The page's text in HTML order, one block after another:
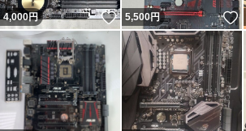
4,000円 いいね！
5,500円